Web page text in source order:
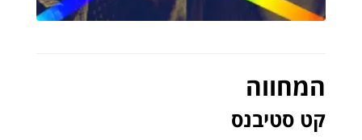
המחווה
קט סטיבנס